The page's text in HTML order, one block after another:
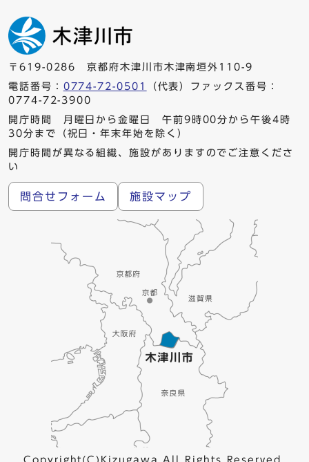
〒619-0286 京都府木津川市木津南垣外110-9
電話番号： 0774-72-0501
（代表）ファックス番号：
0774-72-3900
開庁時間 月曜日から金曜日 午前9時00分から午後4時
30分まで（祝日・年末年始を除く）
開庁時間が異なる組織、施設がありますのでご注意くださ
い
問合せフォーム 施設マップ
Copyright(C)Kizugawa All Rights Reserved.